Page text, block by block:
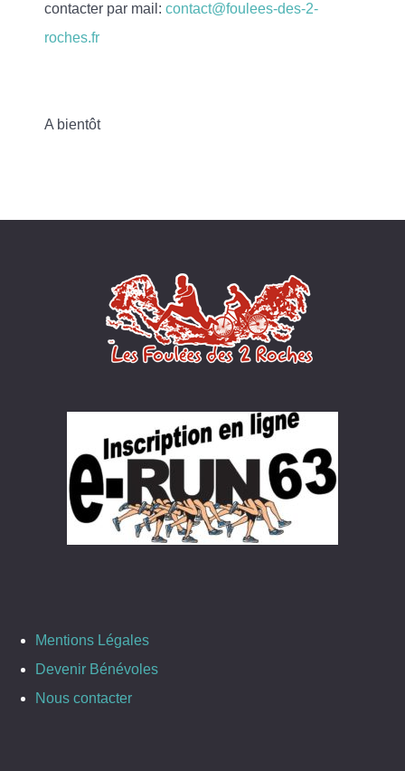
contacter par mail: contact@foulees-des-2-
roches.fr
A bientôt
Mentions Légales
Devenir Bénévoles
Nous contacter